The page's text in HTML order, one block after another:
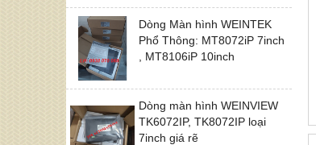
Dòng Màn hình WEINTEK
Phổ Thông: MT8072iP 7inch
, MT8106iP 10inch
Dòng màn hình WEINVIEW
TK6072IP, TK8072IP loại
7inch giá rẽ